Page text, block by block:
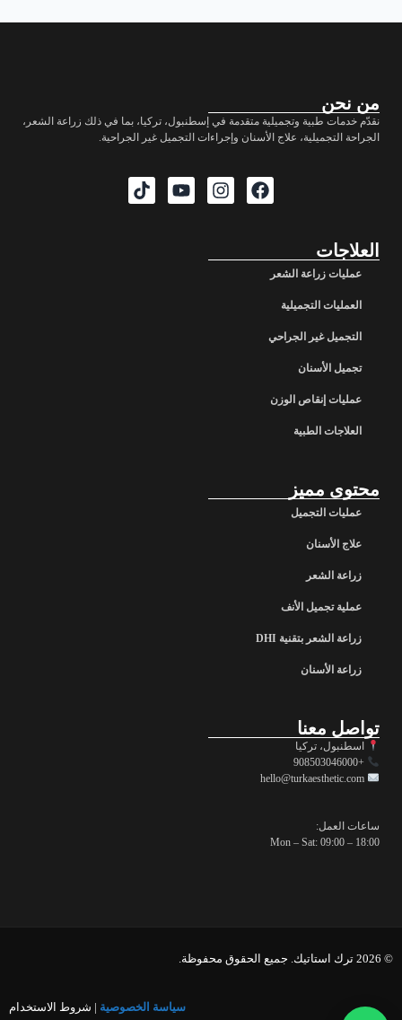
من نحن
نقدّم خدمات طبية وتجميلية متقدمة في إسطنبول، تركيا، بما في ذلك زراعة الشعر،
الجراحة التجميلية، علاج الأسنان وإجراءات التجميل غير الجراحية.
العلاجات
عمليات زراعة الشعر
العمليات التجميلية
التجميل غير الجراحي
تجميل الأسنان
عمليات إنقاص الوزن
العلاجات الطبية
محتوى مميز
عمليات التجميل
علاج الأسنان
زراعة الشعر
عملية تجميل الأنف
زراعة الشعر بتقنية DHI
زراعة الأسنان
تواصل معنا
اسطنبول، تركيا
+908503046000
ساعات العمل:
Mon – Sat: 09:00 – 18:00
© 2026 ترك استاتيك. جميع الحقوق محفوظة.
سياسة الخصوصية | شروط الاستخدام